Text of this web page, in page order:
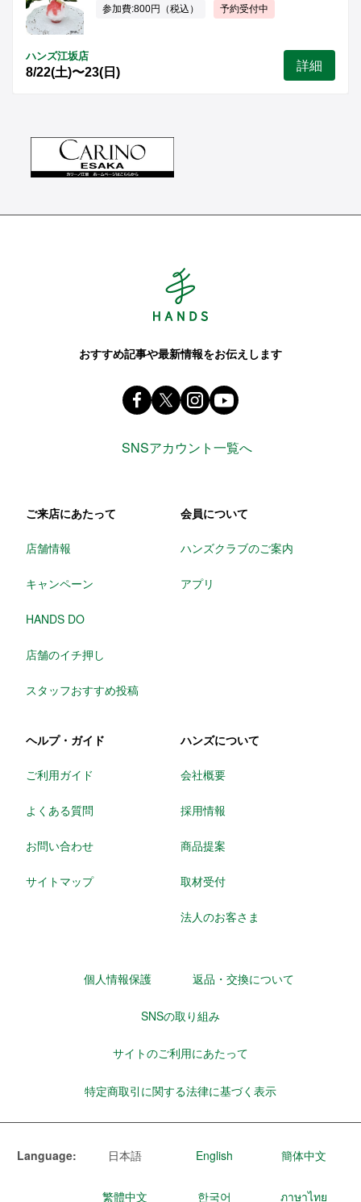
参加費:800円（税込） 予約受付中
ハンズ江坂店
8/22(土)〜23(日) 詳細
おすすめ記事や最新情報をお伝えします
Facebook ハンズ公式ファンページ
X(旧 twitter) @Hands_official_
instagram
SNSアカウント一覧へ
ご来店にあたって
店舗情報
キャンペーン
HANDS DO
店舗のイチ押し
スタッフおすすめ投稿
会員について
ハンズクラブのご案内
アプリ
ヘルプ・ガイド
ご利用ガイド
よくある質問
お問い合わせ
サイトマップ
ハンズについて
会社概要
採用情報
商品提案
取材受付
法人のお客さま
個人情報保護 返品・交換について
SNSの取り組み
サイトのご利用にあたって
特定商取引に関する法律に基づく表示
Language: 日本語 English 簡体中文
繁體中文 한국어 ภาษาไทย